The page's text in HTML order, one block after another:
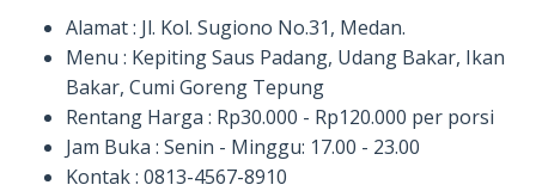
Alamat : Jl. Kol. Sugiono No.31, Medan.
Menu : Kepiting Saus Padang, Udang Bakar, Ikan
Bakar, Cumi Goreng Tepung
Rentang Harga : Rp30.000 - Rp120.000 per porsi
Jam Buka : Senin - Minggu: 17.00 - 23.00
Kontak : 0813-4567-8910